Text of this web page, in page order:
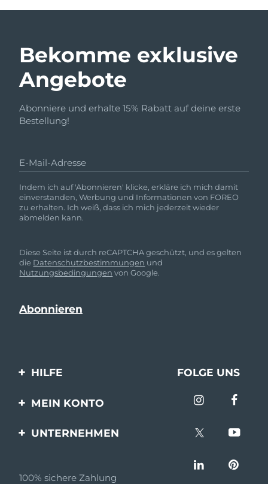
Bekomme exklusive
Angebote
Abonniere und erhalte 15% Rabatt auf deine erste
Bestellung!
E-Mail-Adresse
Indem ich auf 'Abonnieren' klicke, erkläre ich mich damit
einverstanden, Werbung und Informationen von FOREO
zu erhalten. Ich weiß, dass ich mich jederzeit wieder
abmelden kann.
Diese Seite ist durch reCAPTCHA geschützt, und es gelten
die Datenschutzbestimmungen und
Nutzungsbedingungen von Google.
HILFE
Kontaktiere uns
FOLGE UNS
MEIN KONTO
Produkt registrieren
UNTERNEHMEN
Partnerprogramm
100% sichere Zahlung